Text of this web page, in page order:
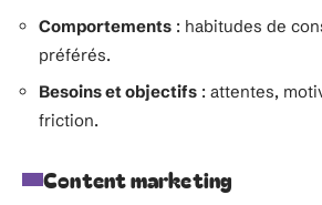
Comportements : habitudes de
préférés.
Besoins et objectifs : attentes,
friction.
Content marketing